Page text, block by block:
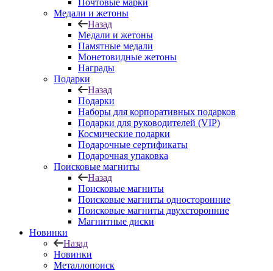
Почтовые марки
Медали и жетоны
Назад
Медали и жетоны
Памятные медали
Монетовидные жетоны
Награды
Подарки
Назад
Подарки
Наборы для корпоративных подарков
Подарки для руководителей (VIP)
Космические подарки
Подарочные сертификаты
Подарочная упаковка
Поисковые магниты
Назад
Поисковые магниты
Поисковые магниты односторонние
Поисковые магниты двухсторонние
Магнитные диски
Новинки
Назад
Новинки
Металлопоиск